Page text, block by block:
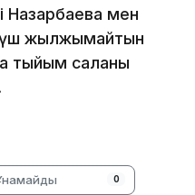
Назарбаева мен
үш жылжымайтын
тыйым салғаны
0